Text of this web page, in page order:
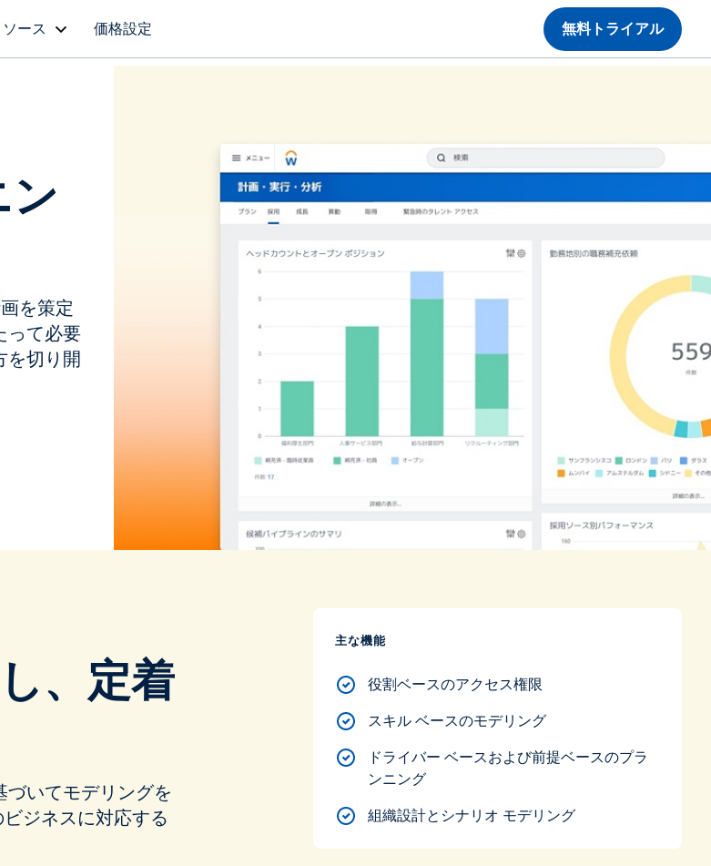
ソース 価格設定 無料トライアル
を策定
って必要
を切り開
、定着
いてモデリングを
ジネスに対応する
主な機能
役割ベースのアクセス権限
スキル ベースのモデリング
ドライバー ベースおよび前提ベースのプラ
ンニング
組織設計とシナリオ モデリング